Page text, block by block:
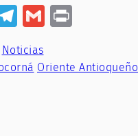
Telegram
Gmail
Noticias
Oriente Antioqueño